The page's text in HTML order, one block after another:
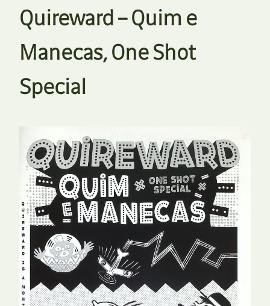
Quireward – Quim e
Manecas, One Shot
Special